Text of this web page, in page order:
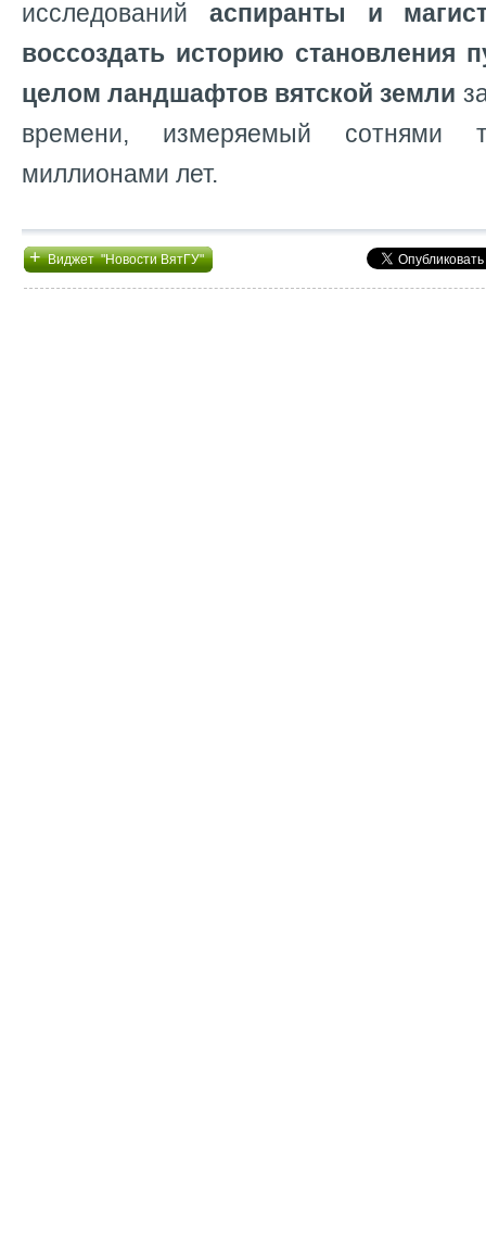
исследований аспиранты и
воссоздать историю становления
целом ландшафтов вятской земли
времени, измеряемый сотнями
миллионами лет.
+Виджет "Новости ВятГУ"